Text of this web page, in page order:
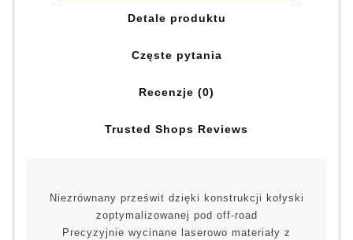
Detale produktu
Częste pytania
Recenzje (0)
Trusted Shops Reviews
Niezrównany prześwit dzięki konstrukcji kołyski
zoptymalizowanej pod off-road
Precyzyjnie wycinane laserowo materiały z